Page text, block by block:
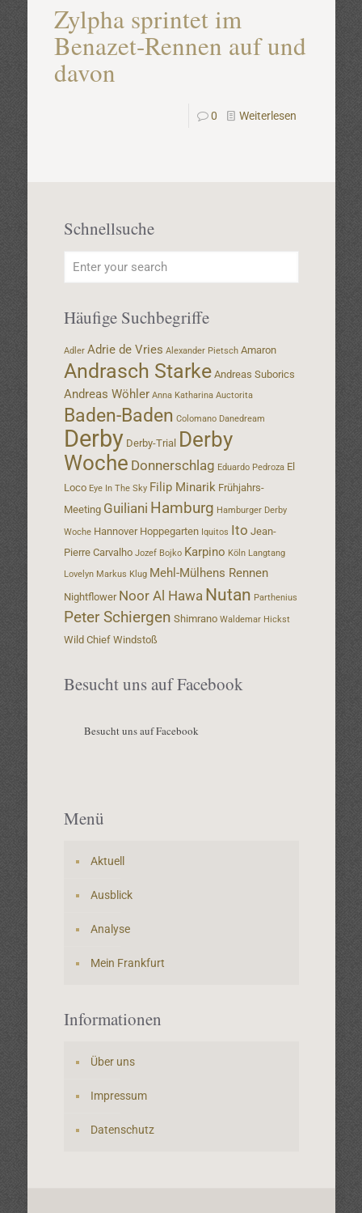
Zylpha sprintet im
Benazet-Rennen auf und
davon
0 Weiterlesen
Schnellsuche
Häufige Suchbegriffe
Adler Adrie de Vries Alexander Pietsch Amaron
Andrasch Starke Andreas Suborics
Andreas Wöhler Anna Katharina Auctorita
Baden-Baden Colomano Danedream
Derby Derby-Trial Derby
Woche Donnerschlag Eduardo Pedroza El
Loco Eye In The Sky Filip Minarik Frühjahrs-
Meeting Guiliani Hamburg Hamburger Derby
Woche Hannover Hoppegarten Iquitos Ito Jean-
Pierre Carvalho Jozef Bojko Karpino Köln Langtang
Lovelyn Markus Klug Mehl-Mülhens Rennen
Nightflower Noor Al Hawa Nutan Parthenius
Peter Schiergen Shimrano Waldemar Hickst
Wild Chief Windstoß
Besucht uns auf Facebook
Besucht uns auf Facebook
Menü
Aktuell
Ausblick
Analyse
Mein Frankfurt
Informationen
Über uns
Impressum
Datenschutz